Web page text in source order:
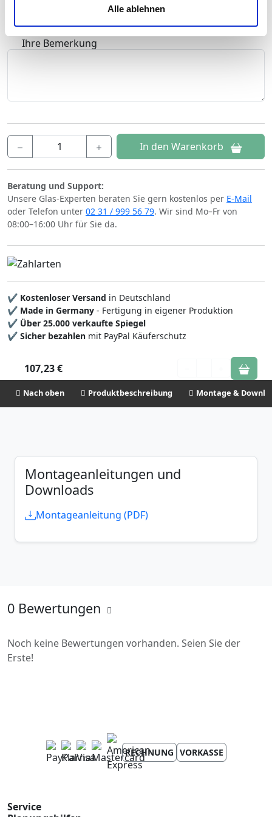
unter "Cookies" Ihre getroffene Auswahl anpassen. Durch
Alle ablehnen
Ihre Bemerkung
In den Warenkorb
Beratung und Support:
Unsere Glas-Experten beraten Sie gern kostenlos per E-Mail
oder Telefon unter 02 31 / 999 56 79. Wir sind Mo–Fr von
08:00–16:00 Uhr für Sie da.
✔ Kostenloser Versand in Deutschland
✔ Made in Germany - Fertigung in eigener Produktion
✔ Über 25.000 verkaufte Spiegel
✔ Sicher bezahlen mit PayPal Käuferschutz
107,23 €
Nach oben Produktbeschreibung Montage &
Montageanleitungen und
Downloads
Montageanleitung (PDF)
0 Bewertungen
Noch keine Bewertungen vorhanden. Seien Sie der
Erste!
RECHNUNG VORKASSE
Service